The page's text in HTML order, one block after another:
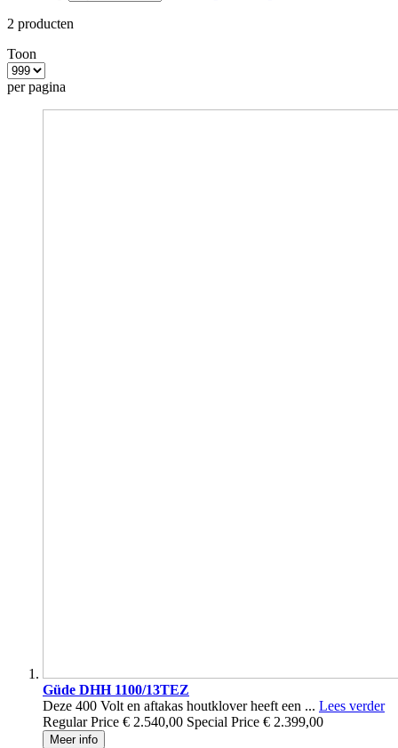
2 producten
Toon
per pagina
Güde DHH 1100/13TEZ
Deze 400 Volt en aftakas houtklover heeft een ... Lees verder
Regular Price € 2.540,00 Special Price € 2.399,00
Meer info